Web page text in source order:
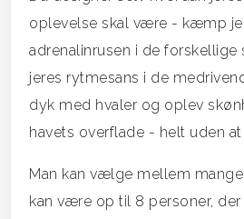
oplevelse skal være - kæmp
adrenalinrusen i de forskellige
jeres rytmesans i de
dyk med hvaler og oplev
havets overflade - helt uden
Man kan vælge mellem
kan være op til 8 personer,